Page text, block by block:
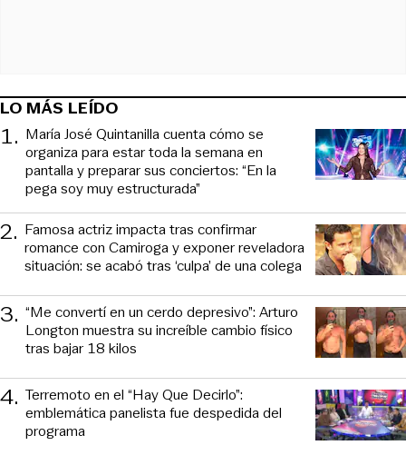
LO MÁS LEÍDO
1. María José Quintanilla cuenta cómo se
organiza para estar toda la semana en
pantalla y preparar sus conciertos: “En la
pega soy muy estructurada”
2. Famosa actriz impacta tras confirmar
romance con Camiroga y exponer reveladora
situación: se acabó tras ‘culpa’ de una colega
3. “Me convertí en un cerdo depresivo”: Arturo
Longton muestra su increíble cambio físico
tras bajar 18 kilos
4. Terremoto en el “Hay Que Decirlo”:
emblemática panelista fue despedida del
programa